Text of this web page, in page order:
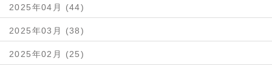
2025年04月 (44)
2025年03月 (38)
2025年02月 (25)